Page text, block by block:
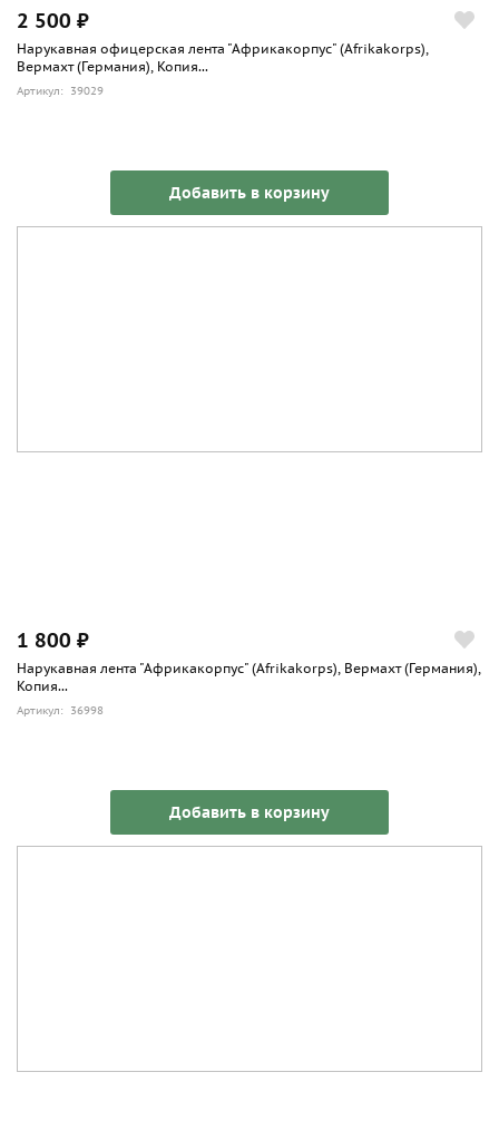
2 500 ₽
Нарукавная офицерская лента "Африкакорпус" (Afrikakorps),
Вермахт (Германия), Копия...
Артикул: 39029
Добавить в корзину
1 800 ₽
Нарукавная лента "Африкакорпус" (Afrikakorps), Вермахт (Германия),
Копия...
Артикул: 36998
Добавить в корзину